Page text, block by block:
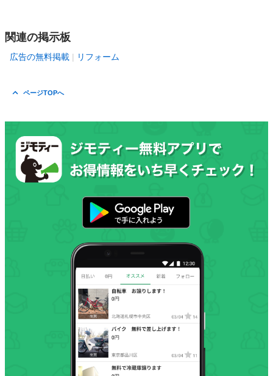
関連の掲示板
広告の無料掲載 リフォーム
ページTOPへ